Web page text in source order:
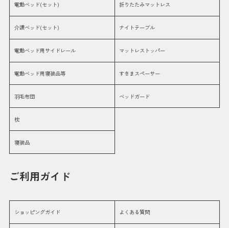
電動ベッド(セット)
介護ベッド(セット)
電動ベッド用サイドレール
電動ベッド用寝装品等
羽毛布団
枕
寝装品
折りたたみマットレス
ナイトテーブル
マットレストッパー
すきまスペーサー
ベッドガード
ご利用ガイド
ショッピングガイド よくある質問